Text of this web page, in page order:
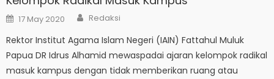
Posted
on
17 May 2020 Author
Redaksi
Rektor Institut Agama Islam Negeri (IAIN) Fattahul Muluk
Papua DR Idrus Alhamid mewaspadai ajaran kelompok radikal
masuk kampus dengan tidak memberikan ruang atau